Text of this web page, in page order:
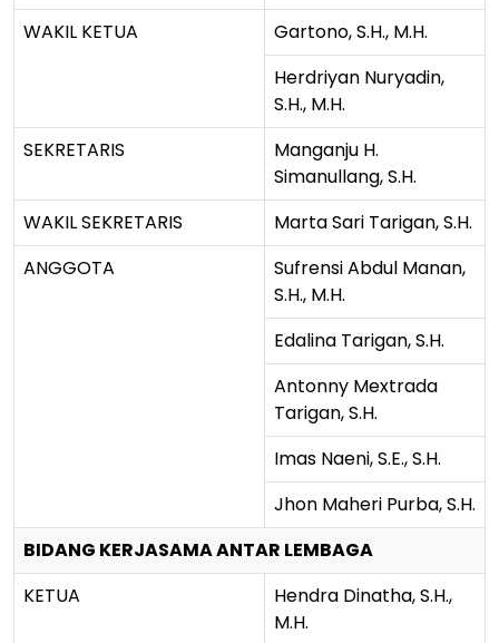
WAKIL KETUA
Gartono, S.H., M.H.
Herdriyan Nuryadin,
S.H., M.H.
SEKRETARIS
Manganju H.
Simanullang, S.H.
WAKIL SEKRETARIS
Marta Sari Tarigan, S.H.
ANGGOTA
Sufrensi Abdul Manan,
S.H., M.H.
Edalina Tarigan, S.H.
Antonny Mextrada
Tarigan, S.H.
Imas Naeni, S.E., S.H.
Jhon Maheri Purba, S.H.
BIDANG KERJASAMA ANTAR LEMBAGA
KETUA
Hendra Dinatha, S.H.,
M.H.